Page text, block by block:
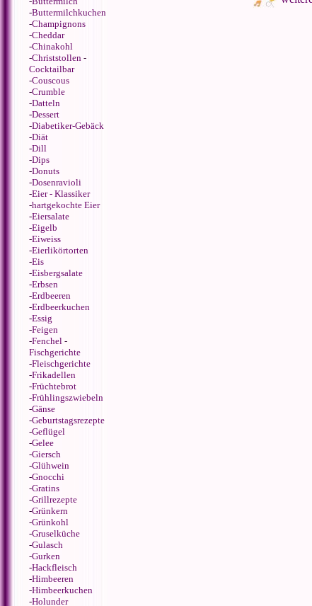
-Buttermilchkuchen
-Champignons
-Cheddar
-Chinakohl
-Christstollen -
Cocktailbar
-Couscous
-Crumble
-Datteln
-Dessert
-Diabetiker-Gebäck
-Diät
-Dill
-Dips
-Donuts
-Dosenravioli
-Eier - Klassiker
-hartgekochte Eier
-Eiersalate
-Eigelb
-Eiweiss
-Eierlikörtorten
-Eis
-Eisbergsalate
-Erbsen
-Erdbeeren
-Erdbeerkuchen
-Essig
-Feigen
-Fenchel -
Fischgerichte
-Fleischgerichte
-Frikadellen
-Früchtebrot
-Frühlingszwiebeln
-Gänse
-Geburtstagsrezepte
-Geflügel
-Gelee
-Giersch
-Glühwein
-Gnocchi
-Gratins
-Grillrezepte
-Grünkern
-Grünkohl
-Gruselküche
-Gulasch
-Gurken
-Hackfleisch
-Himbeeren
-Himbeerkuchen
-Holunder